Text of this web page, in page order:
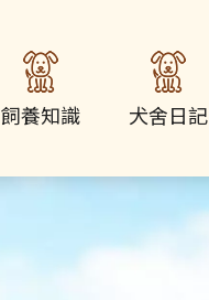
飼養知識 犬舍日記